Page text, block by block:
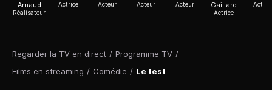
Regarder la TV en direct / Programme TV /
Films en streaming / Comédie / Le test
Arnaud
Réalisateur
Actrice Acteur Acteur Acteur
Gaillard
Actrice
Acteur